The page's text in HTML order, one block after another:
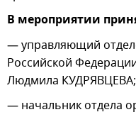
В мероприятии
— управляющий
Российской
Людмила КУДРЯВЦЕВА;
— начальник отдела